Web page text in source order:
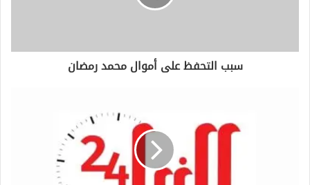
ر
سبب التحفظ على أموال محمد رمضان